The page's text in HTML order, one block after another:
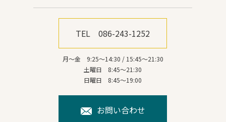
TEL 086-243-1252
月～金 9:25～14:30 / 15:45～21:30
土曜日 8:45～21:30
日曜日 8:45～19:00
お問い合わせ